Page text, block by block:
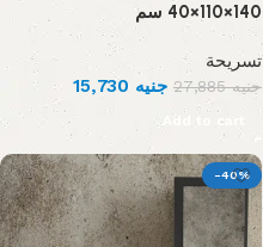
140×110×40 سم
تسريحة
جنيه27,885 جنيه
Add to cart
-40%